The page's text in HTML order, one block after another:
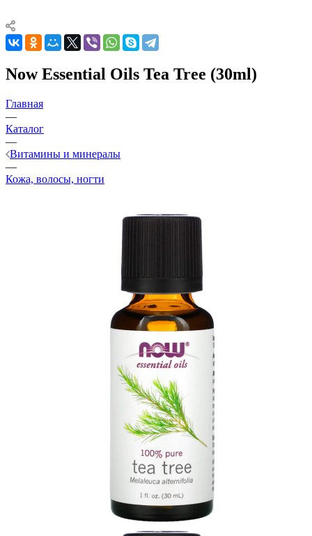
Now Essential Oils Tea Tree (30ml)
Главная
—
Каталог
—
Витамины и минералы
—
Кожа, волосы, ногти